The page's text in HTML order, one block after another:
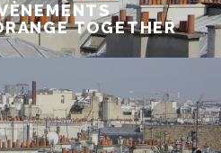
TOGETHER